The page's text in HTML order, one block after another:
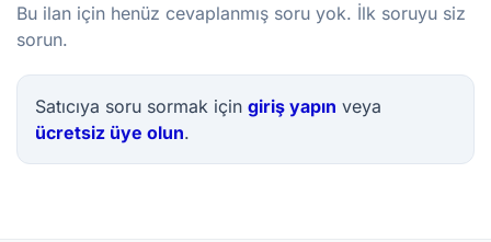
Bu ilan için henüz cevaplanmış soru yok. İlk soruyu siz
sorun.
Satıcıya soru sormak için giriş yapın veya
ücretsiz üye olun.